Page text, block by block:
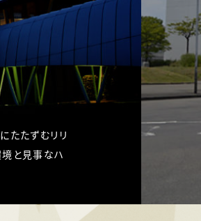
たたずむリリ
と見事なハ